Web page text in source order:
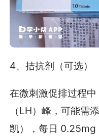
4、拮抗剂（可选）
在微刺激促排过程
（LH）峰，可能需
凯），每日 0.25mg